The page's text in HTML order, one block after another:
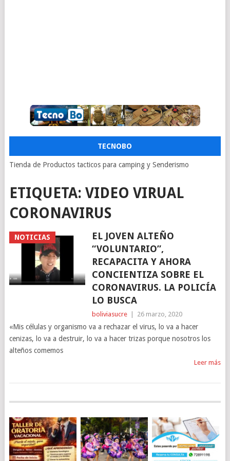
TECNOBO
Tienda de Productos tacticos para camping y Senderismo
ETIQUETA: VIDEO VIRUAL
CORONAVIRUS
NOTICIAS
EL JOVEN ALTEÑO
“VOLUNTARIO”,
RECAPACITA Y AHORA
CONCIENTIZA SOBRE EL
CORONAVIRUS. LA POLICÍA
LO BUSCA
boliviasucre 26 marzo, 2020
«Mis células y organismo va a rechazar el virus, lo va a hacer
cenizas, lo va a destruir, lo va a hacer trizas porque nosotros los
alteños comemos
Leer más